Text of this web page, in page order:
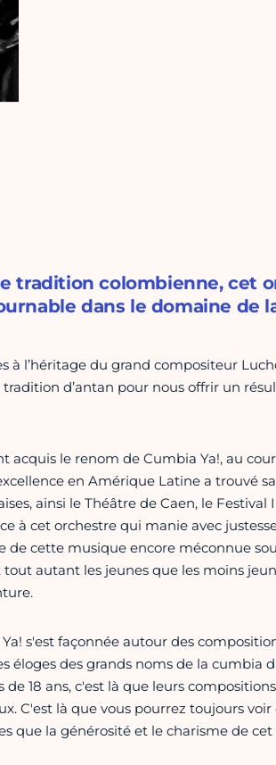
tradition colombienne, cet
dans le domaine de
à l’héritage du grand compositeur
d’antan pour nous offrir un
acquis le renom de Cumbia Ya!, au
en Amérique Latine a trouvé
ainsi le Théâtre de Caen, le
à cet orchestre qui manie avec
de cette musique encore méconnue
autant les jeunes que les moins
s'est façonnée autour des
éloges des grands noms de la cumbia
18 ans, c'est là que leurs
C'est là que vous pourrez toujours voir
que la générosité et le charisme de cet